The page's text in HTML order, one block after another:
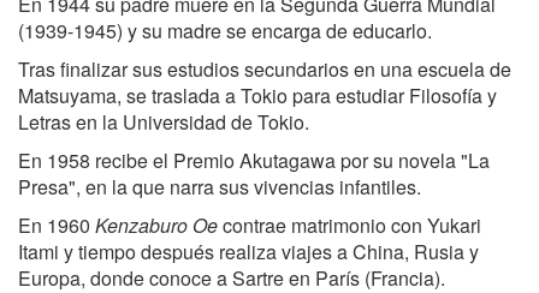
(1939-1945) y su madre se encarga de educarlo.
Tras finalizar sus estudios secundarios en una escuela de
Matsuyama, se traslada a Tokio para estudiar Filosofía y
Letras en la Universidad de Tokio.
En 1958 recibe el Premio Akutagawa por su novela "La
Presa", en la que narra sus vivencias infantiles.
En 1960 Kenzaburo Oecontrae matrimonio con Yukari
Itami y tiempo después realiza viajes a China, Rusia y
Europa, donde conoce a Sartre en París (Francia).